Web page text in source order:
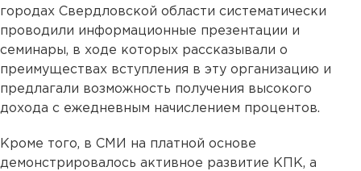
городах Свердловской области систематически
проводили информационные презентации и
семинары, в ходе которых рассказывали о
преимуществах вступления в эту организацию и
предлагали возможность получения высокого
дохода с ежедневным начислением процентов.
Кроме того, в СМИ на платной основе
демонстрировалось активное развитие КПК, а